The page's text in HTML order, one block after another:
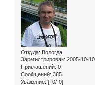
Откуда: Вологда
Зарегистрирован: 2005-10-10
Приглашений: 0
Сообщений: 365
Уважение: [+0/-0]